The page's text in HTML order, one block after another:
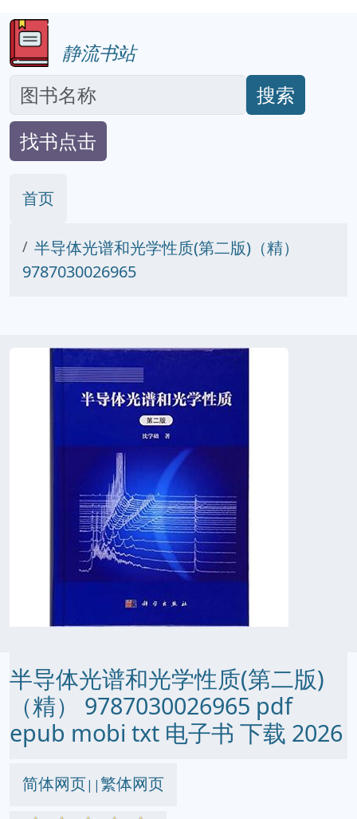
静流书站
搜索
找书点击
首页
半导体光谱和光学性质(第二版)（精）
9787030026965
半导体光谱和光学性质(第二版)
（精） 9787030026965 pdf
epub mobi txt 电子书 下载 2026
简体网页||繁体网页